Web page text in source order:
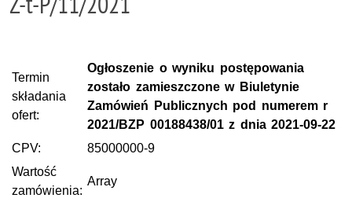
Termin
składania
ofert:
Ogłoszenie o wyniku postępowania
zostało zamieszczone w Biuletynie
Zamówień Publicznych pod numerem r
2021/BZP 00188438/01 z dnia 2021-09-22
CPV:
85000000-9
Wartość
zamówienia:
Array